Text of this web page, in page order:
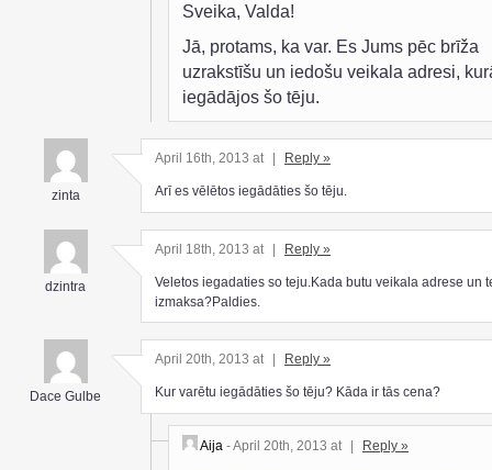
Sveika, Valda!
Jā, protams, ka var. Es Jums pēc brīža
uzrakstīšu un iedošu veikala adresi,
iegādājos šo tēju.
zinta
April 16th, 2013 at Reply »
Arī es vēlētos iegādāties šo tēju.
dzintra
April 18th, 2013 at | Reply »
Veletos iegadaties so teju.Kada butu veikala adrese un
izmaksa?Paldies.
Dace Gulbe
April 20th, 2013 at Reply »
Kur varētu iegādāties šo tēju? Kāda ir tās cena?
Aija - April 20th, 2013 at | Reply »